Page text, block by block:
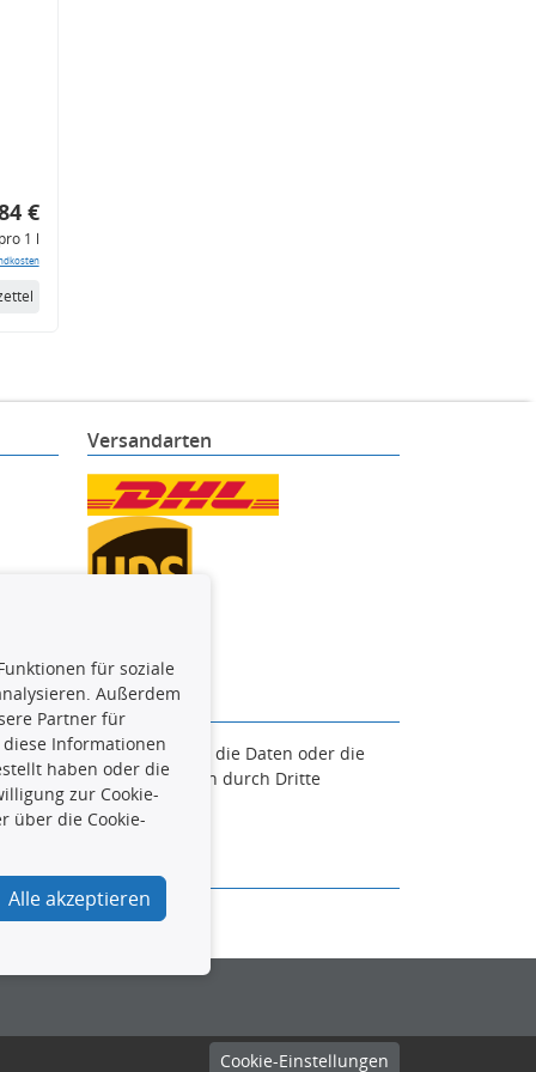
€
1 l
Versandarten
Es ist zu unterlassen, die Daten oder die
oder diese Handlungen durch Dritte
verfolgt.
Cookie-Einstellungen
für soziale
Außerdem
Partner für
Informationen
haben oder die
zur Cookie-
über die Cookie-
Alle akzeptieren